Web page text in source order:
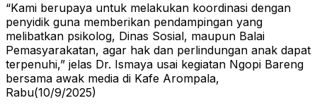
“Kami berupaya untuk melakukan koordinasi dengan
penyidik guna memberikan pendampingan yang
melibatkan psikolog, Dinas Sosial, maupun Balai
Pemasyarakatan, agar hak dan perlindungan anak dapat
terpenuhi,” jelas Dr. Ismaya usai kegiatan Ngopi Bareng
bersama awak media di Kafe Arompala,
Rabu(10/9/2025)